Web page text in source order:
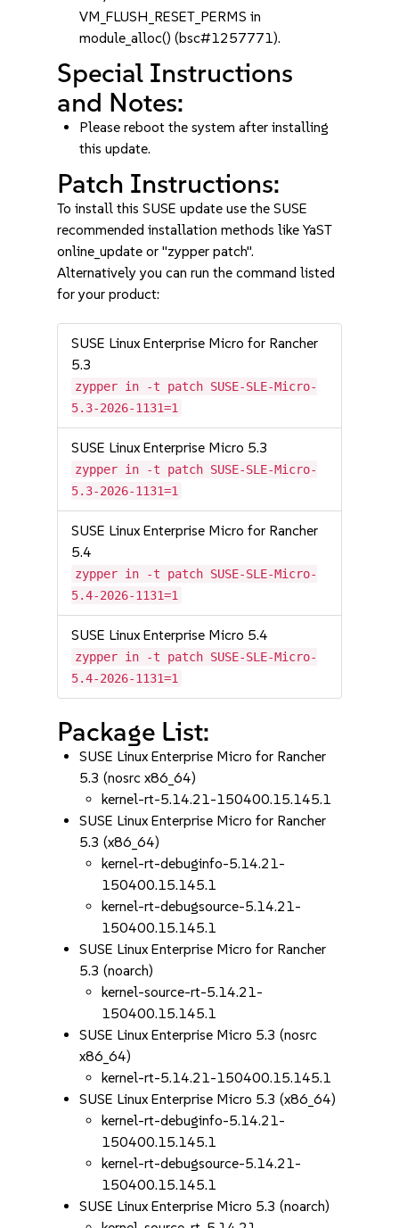
VM_FLUSH_RESET_PERMS in
module_alloc() (bsc#1257771).
Special Instructions
and Notes:
Please reboot the system after installing
this update.
Patch Instructions:
To install this SUSE update use the SUSE
recommended installation methods like YaST
online_update or "zypper patch".
Alternatively you can run the command listed
for your product:
SUSE Linux Enterprise Micro for Rancher
5.3
zypper in -t patch SUSE-SLE-Micro-
5.3-2026-1131=1
SUSE Linux Enterprise Micro 5.3
zypper in -t patch SUSE-SLE-Micro-
5.3-2026-1131=1
SUSE Linux Enterprise Micro for Rancher
5.4
zypper in -t patch SUSE-SLE-Micro-
5.4-2026-1131=1
SUSE Linux Enterprise Micro 5.4
zypper in -t patch SUSE-SLE-Micro-
5.4-2026-1131=1
Package List:
SUSE Linux Enterprise Micro for Rancher
5.3 (nosrc x86_64)
kernel-rt-5.14.21-150400.15.145.1
SUSE Linux Enterprise Micro for Rancher
5.3 (x86_64)
kernel-rt-debuginfo-5.14.21-
150400.15.145.1
kernel-rt-debugsource-5.14.21-
150400.15.145.1
SUSE Linux Enterprise Micro for Rancher
5.3 (noarch)
kernel-source-rt-5.14.21-
150400.15.145.1
SUSE Linux Enterprise Micro 5.3 (nosrc
x86_64)
kernel-rt-5.14.21-150400.15.145.1
SUSE Linux Enterprise Micro 5.3 (x86_64)
kernel-rt-debuginfo-5.14.21-
150400.15.145.1
kernel-rt-debugsource-5.14.21-
150400.15.145.1
SUSE Linux Enterprise Micro 5.3 (noarch)